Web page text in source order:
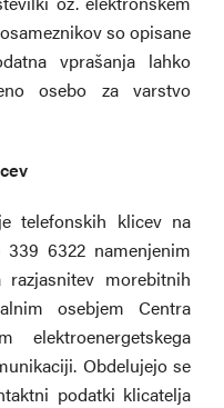
so opisane
vprašanja lahko
osebo za varstvo
telefonskih klicev na
6322 namenjenim
morebitnih
osebjem Centra
Obdelujejo se
podatki klicatelja